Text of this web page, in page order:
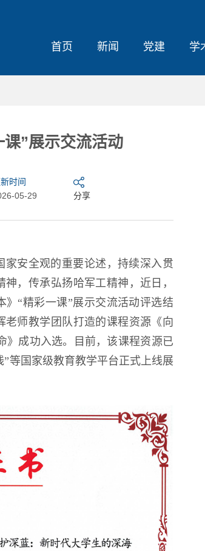
首页 新闻 党建 学
”展示交流活动
时间
05-29
分享
安全观的重要论述，持续深入贯
，传承弘扬哈军工精神，近日，
“精彩一课”展示交流活动评选结
师教学团队打造的课程资源《向
成功入选。目前，该课程资源已
等国家级教育教学平台正式上线展
聚哈工程 共话绿色能...
哈工程首届